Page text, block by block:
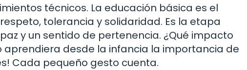
técnicos. La educación básica es el
tolerancia y solidaridad. Es la etapa
y un sentido de pertenencia. ¿Qué impacto
desde la infancia la importancia de
Cada pequeño gesto cuenta.